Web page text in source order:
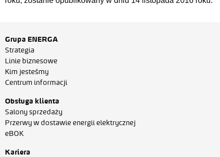
Grupa ENERGA
Strategia
Linie biznesowe
Kim jesteśmy
Centrum informacji
Obsługa klienta
Salony sprzedaży
Przerwy w dostawie energii elektrycznej
eBOK
Kariera